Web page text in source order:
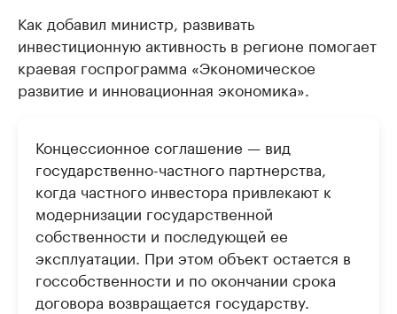
Как добавил министр, развивать
инвестиционную активность в регионе помогает
краевая госпрограмма «Экономическое
развитие и инновационная экономика».
Концессионное соглашение — вид
государственно-частного партнерства,
когда частного инвестора привлекают к
модернизации государственной
собственности и последующей ее
эксплуатации. При этом объект остается в
госсобственности и по окончании срока
договора возвращается государству.